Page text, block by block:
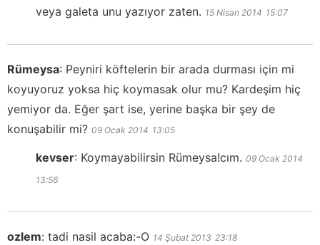
veya galeta unu yazıyor zaten. 15 Nisan 2014 15:07
Rümeysa: Peyniri köftelerin bir arada durması için mi
koyuyoruz yoksa hiç koymasak olur mu? Kardeşim hiç
yemiyor da. Eğer şart ise, yerine başka bir şey de
konuşabilir mi? 09 Ocak 2014 13:05
kevser: Koymayabilirsin Rümeysa!cım. 09 Ocak 2014
13:56
ozlem: tadi nasil acaba:-O 14 Şubat 2013 23:18